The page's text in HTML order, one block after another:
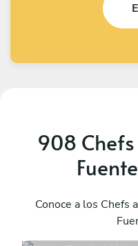
908
Conoce a los Chefs
México D.F.
13